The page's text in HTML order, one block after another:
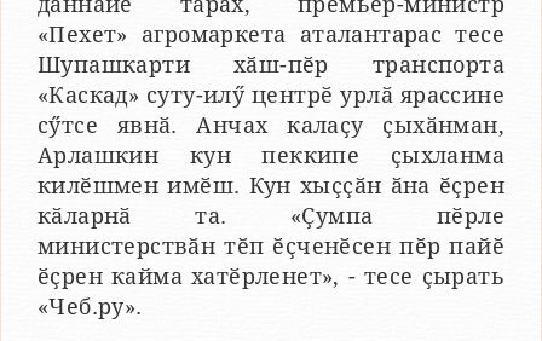
«Пехет» агромаркета аталантарас тесе
Шупашкарти хӑш-пӗр транспорта
«Каскад» суту-илӳ центрӗ урлӑ ярассине
сӳтсе явнӑ. Анчах калаҫу ҫыхӑнман,
Арлашкин кун пеккипе ҫыхланма
килӗшмен имӗш. Кун хыҫҫӑн ӑна ӗҫрен
кӑларнӑ та. «Ҫумпа пӗрле
министерствӑн тӗп ӗҫченӗсен пӗр пайӗ
ӗҫрен кайма хатӗрленет», - тесе ҫырать
«Чеб.ру».